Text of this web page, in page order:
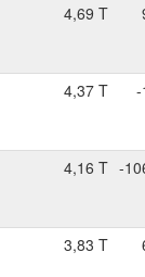
4,69 T
4,37 T -
4,16 T -
3,83 T